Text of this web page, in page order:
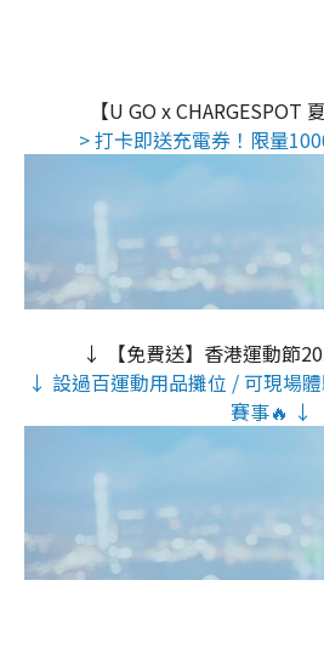
【U GO x CHARGESPOT
> 打卡即送充電券！限量
↓ 【免費送】香港運動節
↓ 設過百運動用品攤位 / 可現場
賽事🔥 ↓